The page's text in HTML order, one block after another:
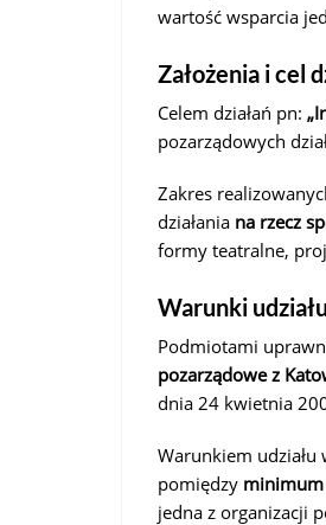
wartość wsparcia
Założenia i cel
Celem działań pn:
pozarządowych
Zakres
działania na rzecz
formy teatralne,
Warunki
Podmiotami
pozarządowe z
dnia 24 kwietnia
Warunkiem udziału
pomiędzy
jedna z organizacji